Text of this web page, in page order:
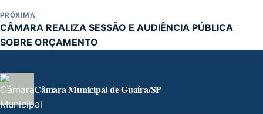
PRÓXIMA
CÂMARA REALIZA SESSÃO E AUDIÊNCIA PÚBLICA
SOBRE ORÇAMENTO
Câmara Municipal de Guaíra/SP